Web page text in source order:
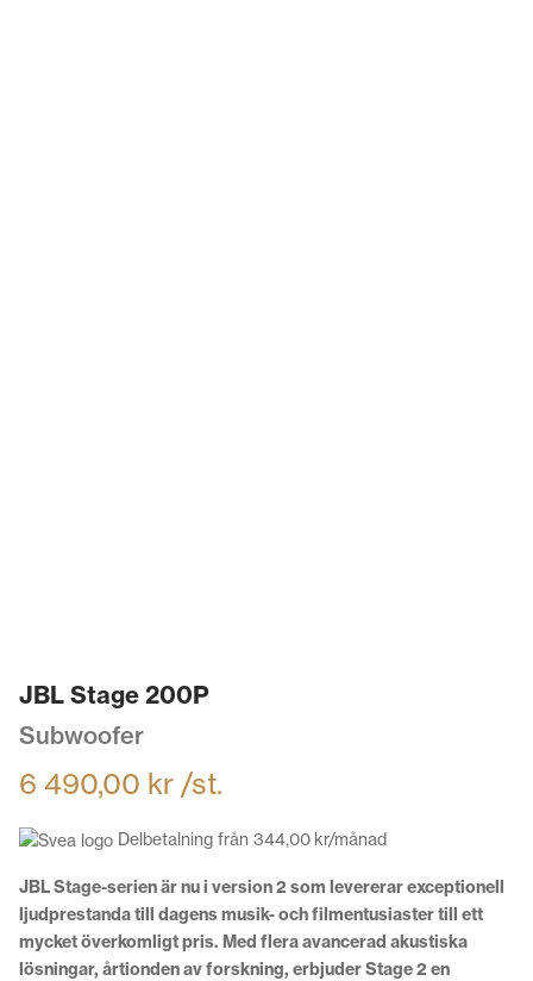
JBL Stage 200P
Subwoofer
6 490,00 kr /st.
Delbetalning från 344,00 kr/månad
JBL Stage-serien är nu i version 2 som levererar exceptionell
ljudprestanda till dagens musik- och filmentusiaster till ett
mycket överkomligt pris. Med flera avancerad akustiska
lösningar, årtionden av forskning, erbjuder Stage 2 en